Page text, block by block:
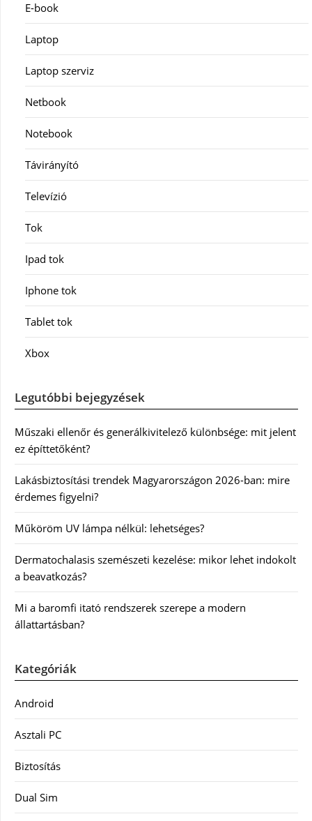
E-book
Laptop
Laptop szerviz
Netbook
Notebook
Távirányító
Televízió
Tok
Ipad tok
Iphone tok
Tablet tok
Xbox
Legutóbbi bejegyzések
Műszaki ellenőr és generálkivitelező különbsége: mit jelent
ez építtetőként?
Lakásbiztosítási trendek Magyarországon 2026-ban: mire
érdemes figyelni?
Műköröm UV lámpa nélkül: lehetséges?
Dermatochalasis szemészeti kezelése: mikor lehet indokolt
a beavatkozás?
Mi a baromfi itató rendszerek szerepe a modern
állattartásban?
Kategóriák
Android
Asztali PC
Biztosítás
Dual Sim